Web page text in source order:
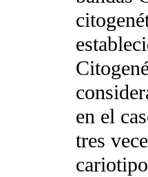
en el
tres